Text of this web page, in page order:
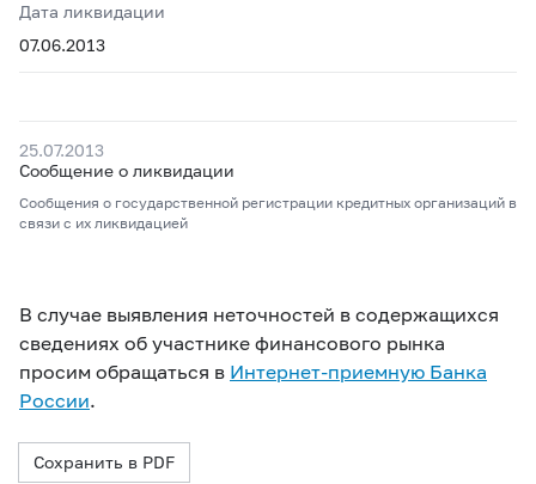
Дата ликвидации
07.06.2013
25.07.2013
Сообщение о ликвидации
Сообщения о государственной регистрации кредитных организаций в
связи с их ликвидацией
В случае выявления неточностей в содержащихся
сведениях об участнике финансового рынка
просим обращаться в Интернет-приемную Банка
России.
Сохранить в PDF